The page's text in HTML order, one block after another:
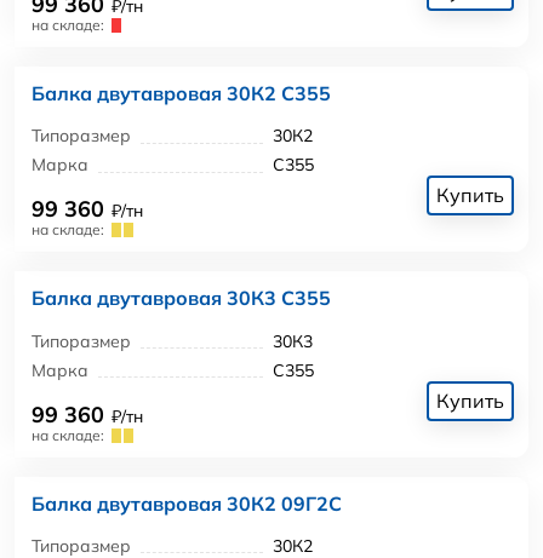
₽/тн
на складе:
Балка двутавровая 30К2 С355
Типоразмер
30К2
Марка
С355
99 360 ₽/тн
на складе:
Купить
Балка двутавровая 30К3 С355
Типоразмер
30К3
Марка
С355
99 360 ₽/тн
на складе:
Купить
Балка двутавровая 30К2 09Г2С
Типоразмер
30К2